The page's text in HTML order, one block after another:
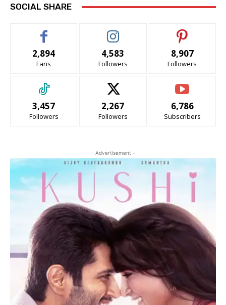
SOCIAL SHARE
2,894
Fans
4,583
Followers
8,907
Followers
3,457
Followers
2,267
Followers
6,786
Subscribers
- Advertisement -